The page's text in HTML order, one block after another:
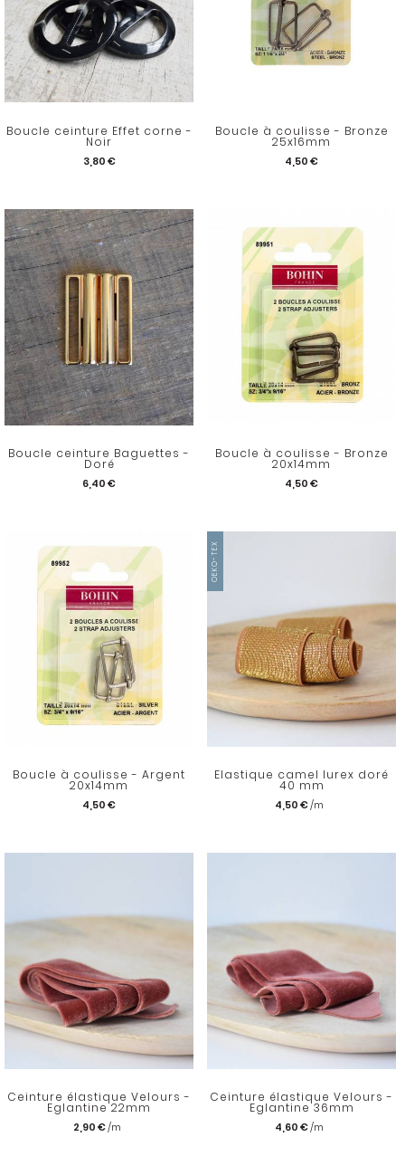
Boucle ceinture Effet corne -
Noir
3,80 €
Boucle à coulisse - Bronze
25x16mm
4,50 €
Boucle ceinture Baguettes -
Doré
6,40 €
Boucle à coulisse - Bronze
20x14mm
4,50 €
Boucle à coulisse - Argent
20x14mm
4,50 €
OEKO-TEX
Elastique camel lurex doré
40 mm
4,50 €
Ceinture élastique Velours -
Eglantine 22mm
2,90 €
Ceinture élastique Velours -
Eglantine 36mm
4,60 €